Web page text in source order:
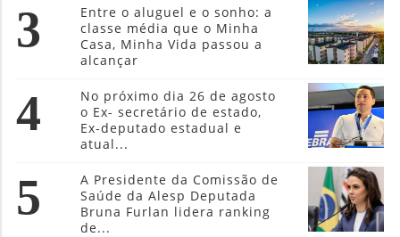
3
Entre o aluguel e o sonho: a
classe média que o Minha
Casa, Minha Vida passou a
alcançar
4
No próximo dia 26 de agosto
o Ex- secretário de estado,
Ex-deputado estadual e
atual...
5
A Presidente da Comissão de
Saúde da Alesp Deputada
Bruna Furlan lidera ranking
de...